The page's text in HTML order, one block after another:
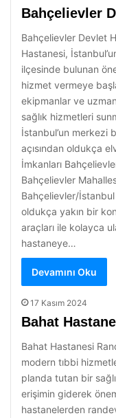
Bahçelievler
Bahçelievler Devlet
Hastanesi,
ilçesinde bulunan
hizmet vermeye
ekipmanlar ve
sağlık hizmetleri
İstanbul’un merkezi
açısından oldukça
İmkanları
Bahçelievler
Bahçelievler/
oldukça yakın bir
araçları ile kolayca
hastaneye…
Devamını Oku
17 Kasım 2024
Bahat
Bahat Hastanesi
modern tıbbi
planda tutan bir
erişimin giderek
hastanelerden